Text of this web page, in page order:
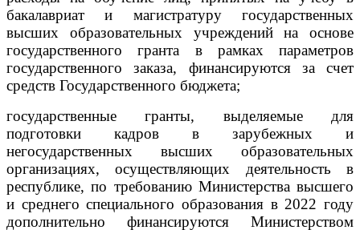
бакалавриат и магистратуру государственных
высших образовательных учреждений на основе
государственного гранта в рамках параметров
государственного заказа, финансируются за счет
средств Государственного бюджета;
государственные гранты, выделяемые для
подготовки кадров в зарубежных и
негосударственных высших образовательных
организациях, осуществляющих деятельность в
республике, по требованию Министерства высшего
и среднего специального образования в 2022 году
дополнительно финансируются Министерством